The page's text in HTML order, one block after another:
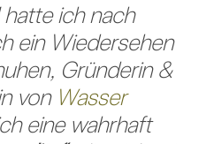
ich nach
ein Wiedersehen
Gründerin &
von Wasser
eine wahrhaft